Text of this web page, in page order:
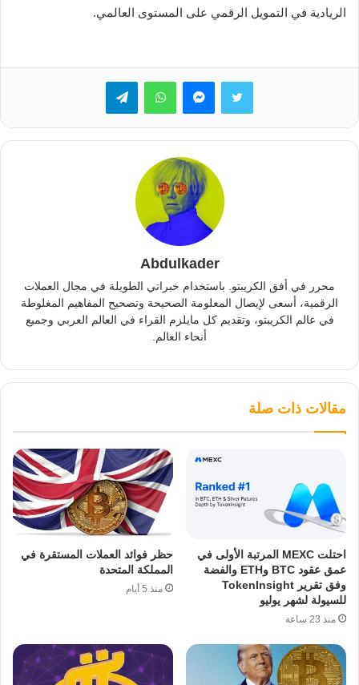
الريادية في التمويل الرقمي على المستوى العالمي.
تويتر ماسنجرواتساب تيلقرام
Abdulkader
محرر في أفق الكريبتو. باستخدام خبراتي الطويلة في مجال العملات
الرقمية، أسعى لإيصال المعلومة الصحيحة وتصحيح المفاهيم المغلوطة
في عالم الكريبتو، وتقديم كل مايلزم القراء في العالم العربي وجميع
أنحاء العالم.
مقالات ذات صلة
احتلت MEXC المرتبة الأولى في
عمق عقود BTC وETH والفضة
وفق تقرير TokenInsight
للسيولة لشهر يوليو
منذ 23 ساعة
حظر فوائد العملات المستقرة في
المملكة المتحدة
منذ 5 أيام